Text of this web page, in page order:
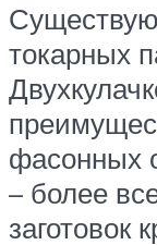
токарных
фасонных
– более
заготовок